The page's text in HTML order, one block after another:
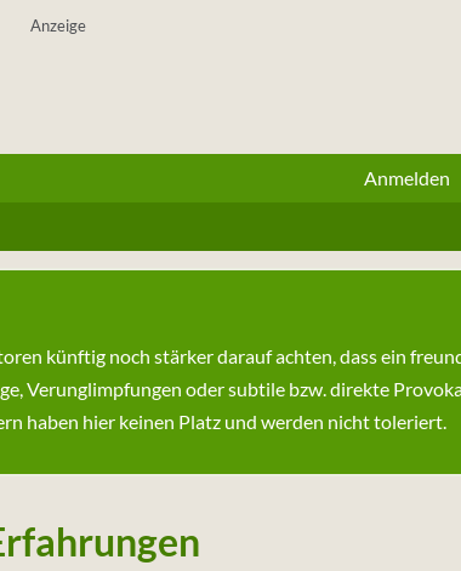
Anzeige
Anmelden
künftig noch stärker darauf achten, dass ein
Verunglimpfungen oder subtile bzw. direkte
haben hier keinen Platz und werden nicht toleriert.